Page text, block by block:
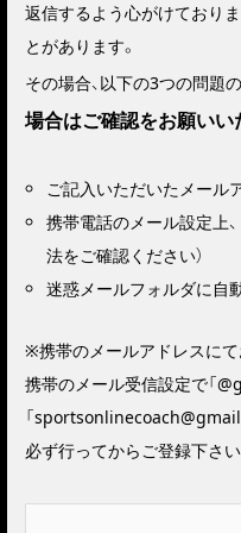
返信するよう心がけており
とがあります。
その場合、以下の3つの問題
場合はご確認をお願いい
ご記入いただいたメール
携帯電話のメール設定上
法をご確認ください）
迷惑メールフォルダに自
※携帯のメールアドレスにて
携帯のメール受信設定で「
「
必ず行ってからご登録下さい
お問い合わせ